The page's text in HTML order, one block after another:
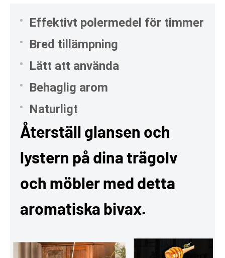
Effektivt polermedel för timmer
Bred tillämpning
Lätt att använda
Behaglig arom
Naturligt
Återställ glansen och
lystern på dina trägolv
och möbler med detta
aromatiska bivax.